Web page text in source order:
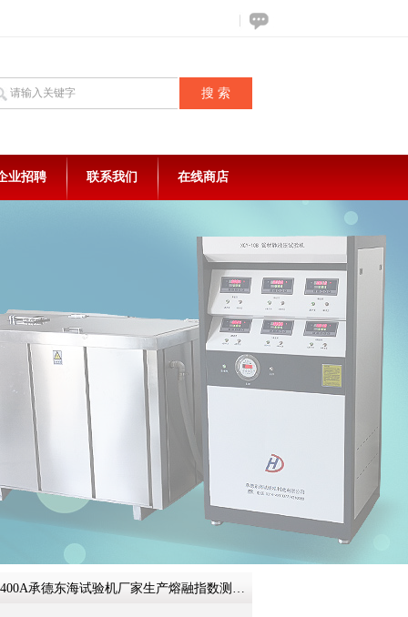
在线咨
业招聘 联系我们 在线商店
承德东海试验机厂家生产熔融指数测定仪